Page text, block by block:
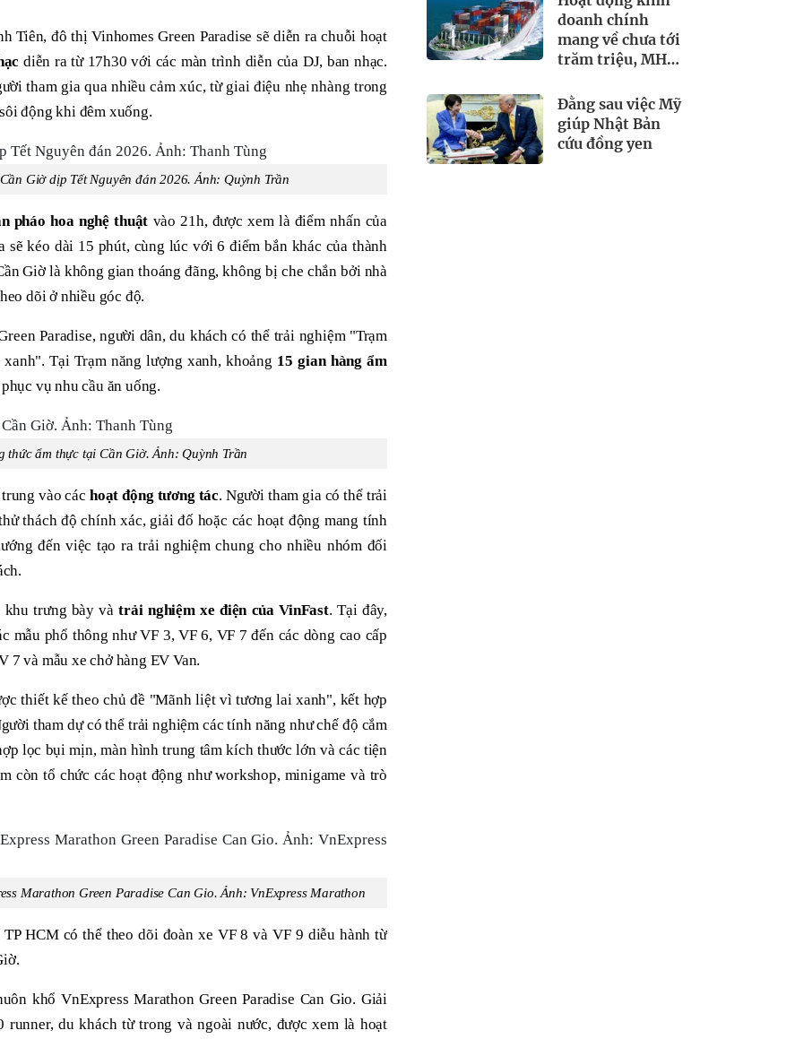
Tiên, đô thị Vinhomes Green Paradise sẽ diễn ra chuỗi hoạt
diễn ra từ 17h30 với các màn trình diễn của DJ, ban nhạc.
tham gia qua nhiều cảm xúc, từ giai điệu nhẹ nhàng trong
động khi đêm xuống.
Giờ dịp Tết Nguyên đán 2026. Ảnh:Quỳnh Trần
pháo hoa nghệ thuật vào 21h, được xem là điểm nhấn của
sẽ kéo dài 15 phút, cùng lúc với 6 điểm bắn khác của thành
Giờ là không gian thoáng đãng, không bị che chắn bởi nhà
dõi ở nhiều góc độ.
Paradise, người dân, du khách có thể trải nghiệm "Trạm
Tại Trạm năng lượng xanh, khoảng 15 gian hàng ẩm
vụ nhu cầu ăn uống.
thức ẩm thực tại Cần Giờ. Ảnh: Quỳnh Trần
vào các hoạt động tương tác. Người tham gia có thể trải
thách độ chính xác, giải đố hoặc các hoạt động mang tính
đến việc tạo ra trải nghiệm chung cho nhiều nhóm đối
khu trưng bày vàtrải nghiệm xe điện của VinFast. Tại đây,
mẫu phổ thông như VF 3, VF 6, VF 7 đến các dòng cao cấp
7 và mẫu xe chở hàng EV Van.
thiết kế theo chủ đề "Mãnh liệt vì tương lai xanh", kết hợp
tham dự có thể trải nghiệm các tính năng như chế độ cắm
lọc bụi mịn, màn hình trung tâm kích thước lớn và các tiện
còn tổ chức các hoạt động như workshop, minigame và trò
Marathon Green Paradise Can Gio. Ảnh: VnExpress Marathon
HCM có thể theo dõi đoàn xe VF 8 và VF 9 diễu hành từ
khổ VnExpress Marathon Green Paradise Can Gio. Giải
runner, du khách từ trong và ngoài nước, được xem là hoạt
doanh chính
mang về chưa tới
trăm triệu, MHC
vào loạt cổ phiếu
'họ' Gelex
Đằng sau việc Mỹ
giúp Nhật Bản
cứu đồng yen